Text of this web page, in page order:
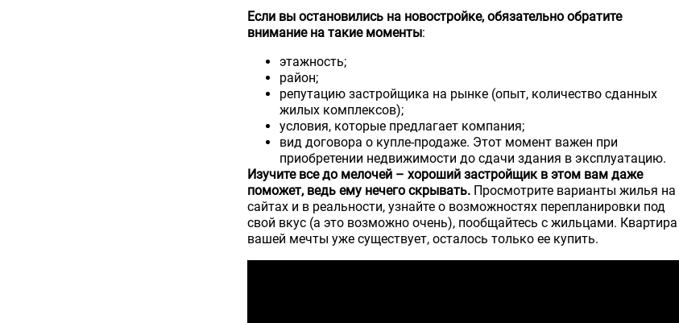
Если вы остановились на новостройке, обязательно обратите
внимание на такие моменты:
этажность;
район;
репутацию застройщика на рынке (опыт, количество сданных
жилых комплексов);
условия, которые предлагает компания;
вид договора о купле-продаже. Этот момент важен при
приобретении недвижимости до сдачи здания в эксплуатацию.
Изучите все до мелочей – хороший застройщик в этом вам даже
поможет, ведь ему нечего скрывать. Просмотрите варианты жилья на
сайтах и в реальности, узнайте о возможностях перепланировки под
свой вкус (а это возможно очень), пообщайтесь с жильцами. Квартира
вашей мечты уже существует, осталось только ее купить.